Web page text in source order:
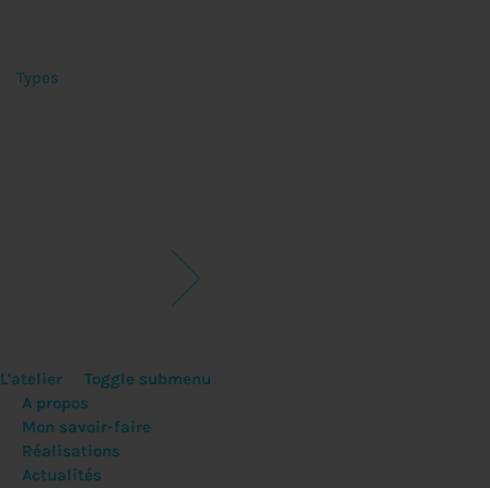
Types
L'atelier
Toggle submenu
A propos
Mon savoir-faire
Réalisations
Actualités